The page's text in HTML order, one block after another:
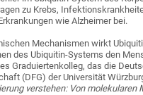
zu Krebs,
wie Alzheimer bei.
Mechanismen wirkt
des Ubiquitin-Systems den
Graduiertenkolleg, das die
(DFG) der Universität
verstehen: Von molekularen